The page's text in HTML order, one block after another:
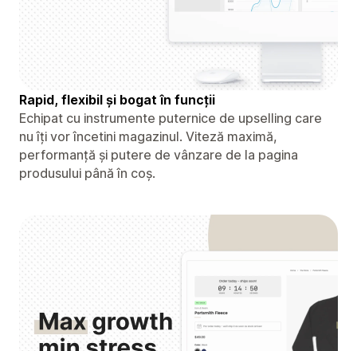
Rapid, flexibil și bogat în funcții
Echipat cu instrumente puternice de upselling care
nu îți vor încetini magazinul. Viteză maximă,
performanță și putere de vânzare de la pagina
produsului până în coș.